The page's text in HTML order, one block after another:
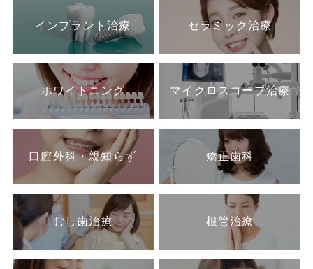
インプラント治療 セラミック治療
ホワイトニング マイクロスコープ治療
口腔外科・親知らず 矯正歯科
むし歯治療 根管治療